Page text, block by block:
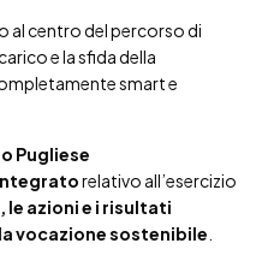
al centro del percorso di
e la sfida della
smart e
Pugliese
relativo all’esercizio
azioni e i risultati
vocazione sostenibile